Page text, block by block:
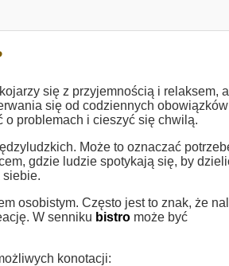
się z przyjemnością i relaksem,
się od codziennych
problemach i cieszyć się chwilą.
Może to oznaczać
gdzie ludzie spotykają się, by
siebie.
osobistym. Często jest to znak, że
W senniku bistro może być
konotacji: